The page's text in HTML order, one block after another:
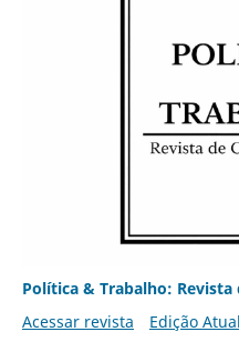
Política & Trabalho: Revista
Acessar revista
Edição Atual